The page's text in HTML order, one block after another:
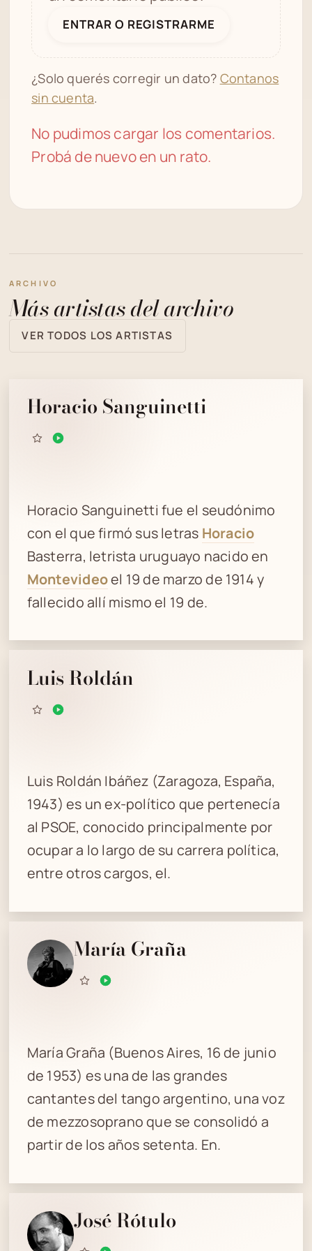
ENTRAR O REGISTRARME
¿Solo querés corregir un dato? Contanos
sin cuenta.
No pudimos cargar los comentarios.
Probá de nuevo en un rato.
ARCHIVO
Más artistas del archivo
VER TODOS LOS ARTISTAS
Horacio Sanguinetti
Horacio Sanguinetti fue el seudónimo
con el que firmó sus letras Horacio
Basterra, letrista uruguayo nacido en
Montevideoel 19 de marzo de 1914 y
fallecido allí mismo el 19 de.
Luis Roldán
Luis Roldán Ibáñez (Zaragoza, España,
1943) es un ex-político que pertenecía
al PSOE, conocido principalmente por
ocupar a lo largo de su carrera política,
entre otros cargos, el.
María Graña
María Graña (Buenos Aires, 16 de junio
de 1953) es una de las grandes
cantantes del tango argentino, una voz
de mezzosoprano que se consolidó a
partir de los años setenta. En.
José Rótulo